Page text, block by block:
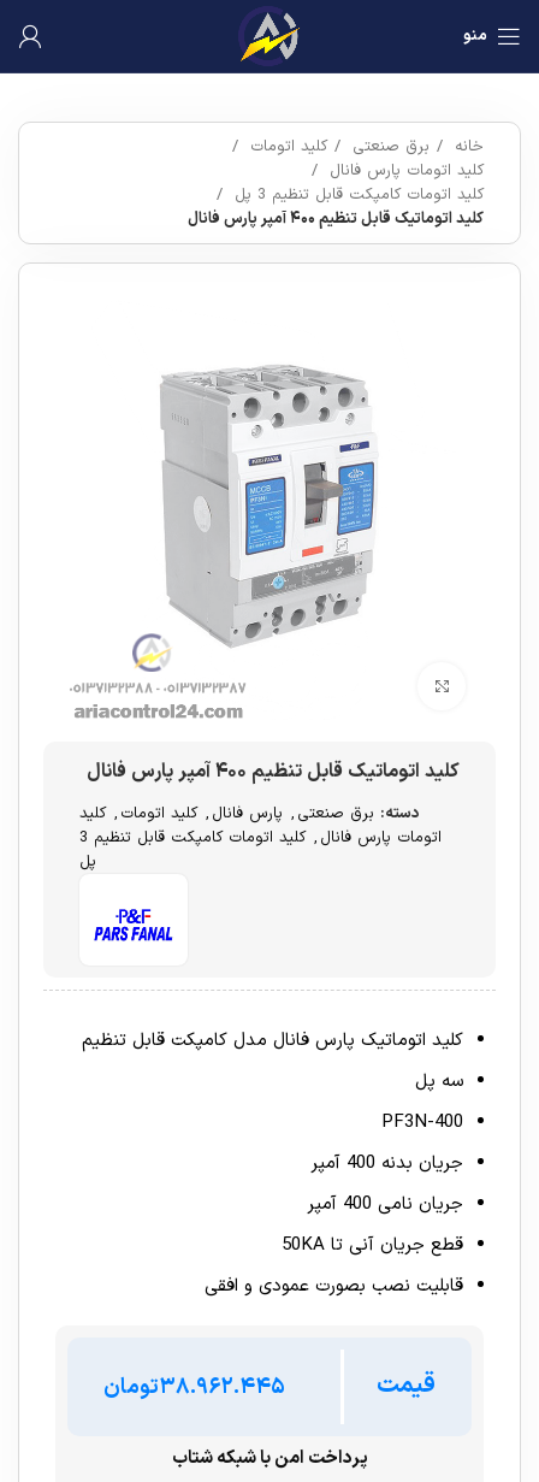
منو
خانه برق صنعتی
کلید اتومات
کلید اتومات پارس فانال
کلید اتومات کامپکت قابل تنظیم 3 پل
کلید اتوماتیک قابل تنظیم ۴۰۰ آمپر پارس فانال
کلید اتوماتیک قابل تنظیم ۴۰۰ آمپر پارس فانال
دسته: برق صنعتی , پارس فانال , کلید اتومات , کلید
اتومات پارس فانال ,
کلید اتومات کامپکت قابل تنظیم 3
پل
کلید اتوماتیک پارس فانال مدل کامپکت قابل تنظیم
سه پل
PF3N-400
جریان بدنه 400 آمپر
جریان نامی 400 آمپر
قطع جریان آنی تا 50KA
قابلیت نصب بصورت عمودی و افقی
قیمت تومان
پرداخت امن با شبکه شتاب